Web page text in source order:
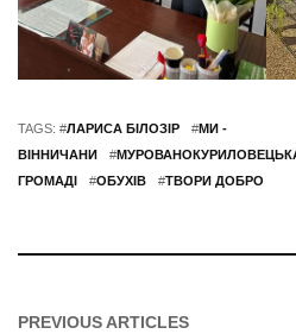
TAGS: #ЛАРИСА БІЛОЗІР #МИ -
ВІННИЧАНИ
#
ГРОМАДІ
#ОБУХІВ #ТВОРИ ДОБРО
PREVIOUS ARTICLES